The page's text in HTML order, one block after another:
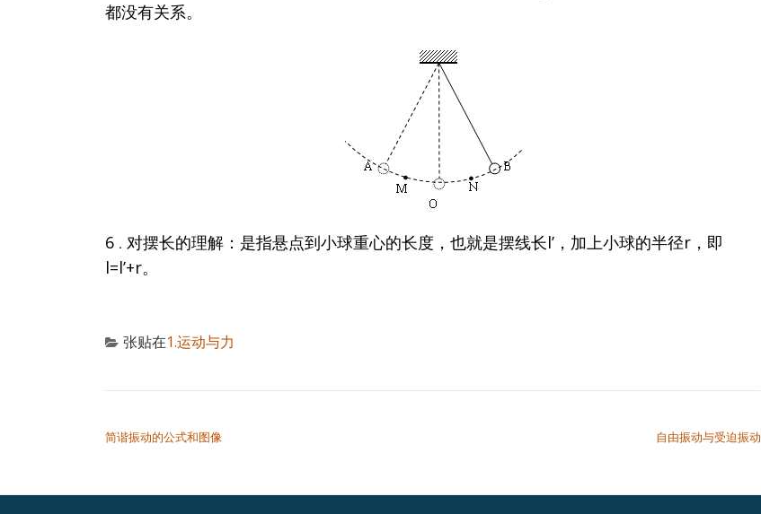
都没有关系。
6 ． 对摆长的理解：是指悬点到小球重心的长度，也就是摆线长l’，加上小球的半径r，即
l=l’+r。
张贴在1.运动与力
简谐振动的公式和图像 自由振动与受迫振动